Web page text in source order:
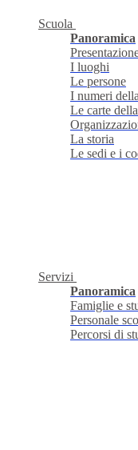
Scuola
Panoramica
I luoghi
Le persone
I numeri
Le carte
La storia
Le sedi e i
Servizi
Panoramica
Famiglie e
Personale
Percorsi di